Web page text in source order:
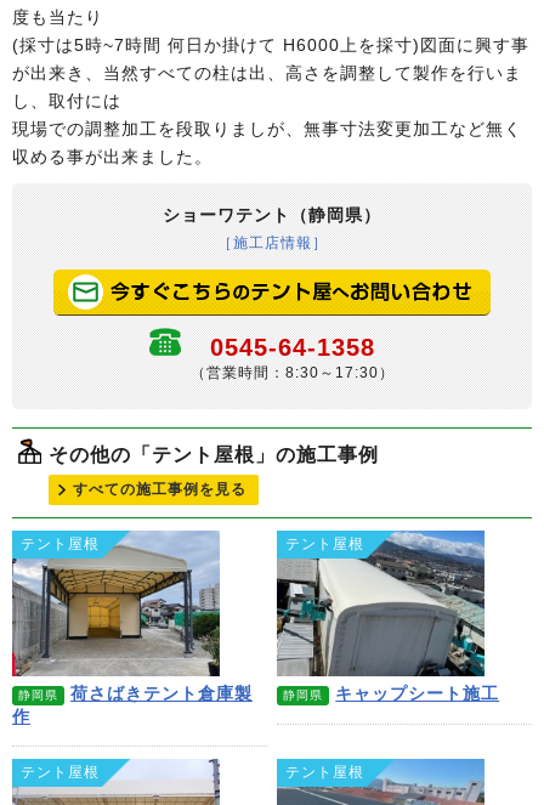
度も当たり
(採寸は5時~7時間 何日か掛けて H6000上を採寸)図面に興す事
が出来き、当然すべての柱は出、高さを調整して製作を行いま
し、取付には
現場での調整加工を段取りましが、無事寸法変更加工など無く
収める事が出来ました。
ショーワテント（静岡県）
［施工店情報］
0545-64-1358
（営業時間：8:30～17:30）
その他の「テント屋根」の施工事例
すべての施工事例を見る
テント屋根
静岡県
荷さばきテント倉庫製
作
テント屋根
静岡県 キャップシート施工
テント屋根 テント屋根